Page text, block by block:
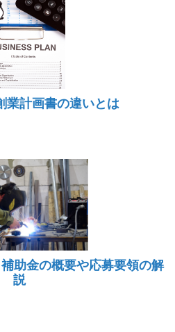
業計画書の違いとは
助金の概要や応募要領の解
説